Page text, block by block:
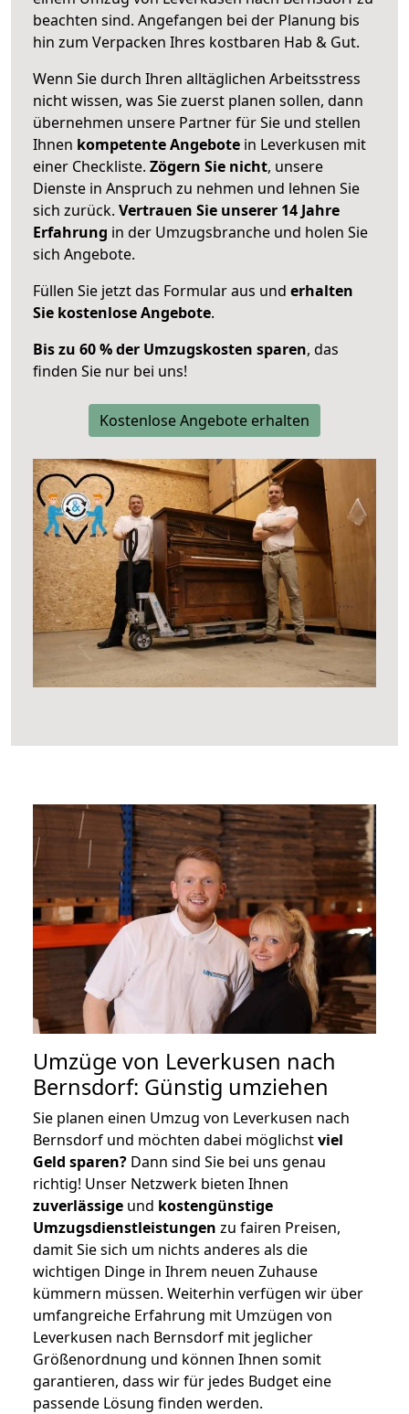
beachten sind. Angefangen bei der Planung bis
hin zum Verpacken Ihres kostbaren Hab & Gut.
Wenn Sie durch Ihren alltäglichen Arbeitsstress
nicht wissen, was Sie zuerst planen sollen, dann
übernehmen unsere Partner für Sie und stellen
Ihnen kompetente Angebote in Leverkusen mit
einer Checkliste. Zögern Sie nicht, unsere
Dienste in Anspruch zu nehmen und lehnen Sie
sich zurück. Vertrauen Sie unserer 14 Jahre
Erfahrung in der Umzugsbranche und holen Sie
sich Angebote.
Füllen Sie jetzt das Formular aus und erhalten
Sie kostenlose Angebote.
Bis zu 60 % der Umzugskosten sparen, das
finden Sie nur bei uns!
Kostenlose Angebote erhalten
Umzüge von Leverkusen nach
Bernsdorf: Günstig umziehen
Sie planen einen Umzug von Leverkusen nach
Bernsdorf und möchten dabei möglichstviel
Geld sparen? Dann sind Sie bei uns genau
richtig! Unser Netzwerk bieten Ihnen
zuverlässige und kostengünstige
Umzugsdienstleistungen zu fairen Preisen,
damit Sie sich um nichts anderes als die
wichtigen Dinge in Ihrem neuen Zuhause
kümmern müssen. Weiterhin verfügen wir über
umfangreiche Erfahrung mit Umzügen von
Leverkusen nach Bernsdorf mit jeglicher
Größenordnung und können Ihnen somit
garantieren, dass wir für jedes Budget eine
passende Lösung finden werden.